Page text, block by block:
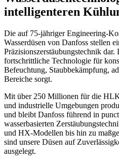
intelligenteren
Die auf 75-jähriger Engineering-
Wasserdüsen von Danfoss stellen
Präzisionszerstäubungstechnik
fortschrittliche Technologie für
Befeuchtung, Staubbekämpfung,
Bereiche sorgt.
Mit über 250 Millionen für die
und industrielle Umgebungen
und bleibt Danfoss führend in
wasserbasierten
und HX-Modellen bis hin zu
sind unsere Düsen auf
ausgelegt.